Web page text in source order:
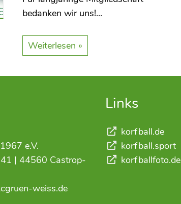
bedanken wir uns!...
Weiterlesen »
e.V.
| 44560 Castrop-
weiss.de
Links
korfball.de
korfball.sport
korfballfoto.de